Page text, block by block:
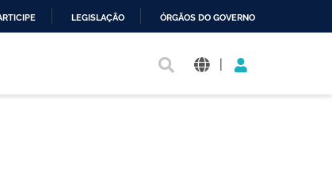
LEGISLAÇÃO ÓRGÃOS DO GOVERNO
|